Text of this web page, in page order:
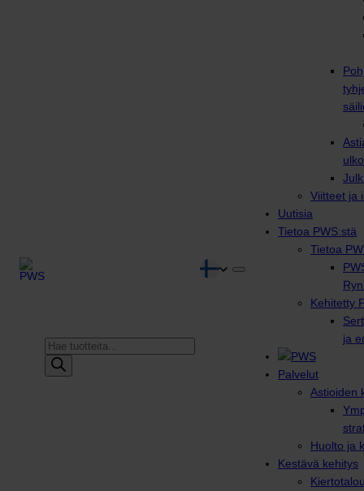
Products
search
Viitteet ja
Uutisia
Tietoa PWS:stä
Tietoa
Kehitetty
ja
Palvelut
Astioiden
Huolto ja
Kestävä kehitys